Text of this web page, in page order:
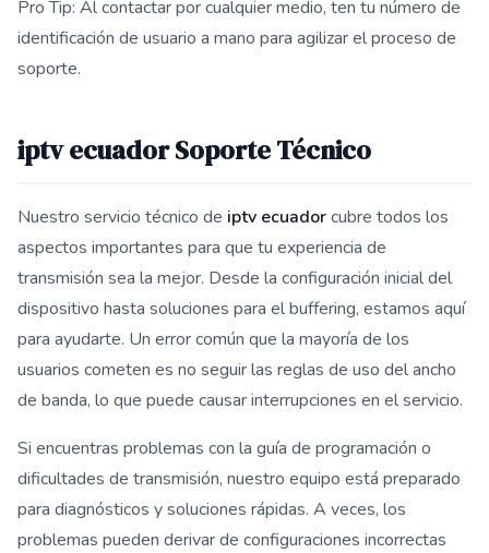
Pro Tip: Al contactar por cualquier medio, ten tu número de
identificación de usuario a mano para agilizar el proceso de
soporte.
iptv ecuador Soporte Técnico
Nuestro servicio técnico de iptv ecuadorcubre todos los
aspectos importantes para que tu experiencia de
transmisión sea la mejor. Desde la configuración inicial del
dispositivo hasta soluciones para el buffering, estamos aquí
para ayudarte. Un error común que la mayoría de los
usuarios cometen es no seguir las reglas de uso del ancho
de banda, lo que puede causar interrupciones en el servicio.
Si encuentras problemas con la guía de programación o
dificultades de transmisión, nuestro equipo está preparado
para diagnósticos y soluciones rápidas. A veces, los
problemas pueden derivar de configuraciones incorrectas